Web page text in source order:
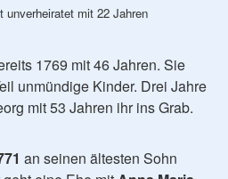
unverheiratet mit 22 Jahren
1769 mit 46 Jahren. Sie
unmündige Kinder. Drei Jahre
mit 53 Jahren ihr ins Grab.
an seinen ältesten Sohn